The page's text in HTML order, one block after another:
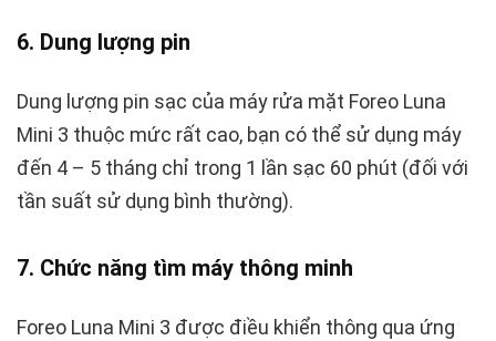
6. Dung lượng pin
Dung lượng pin sạc của máy rửa mặt Foreo Luna
Mini 3 thuộc mức rất cao, bạn có thể sử dụng máy
đến 4 – 5 tháng chỉ trong 1 lần sạc 60 phút (đối với
tần suất sử dụng bình thường).
7. Chức năng tìm máy thông minh
Foreo Luna Mini 3 được điều khiển thông qua ứng